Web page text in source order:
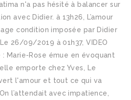
n'a pas hésité à balancer sur
avec Didier. à 13h26, L’amour
condition imposée par Didier
26/09/2019 à 01h37, VIDEO
: Marie-Rose émue en évoquant
emporte chez Yves, Le
l'amour et tout ce qui va
l’attendait avec impatience,